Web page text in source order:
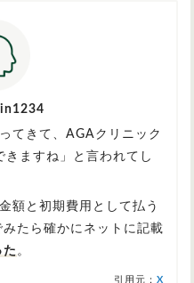
てきて、AGAクリニック
ますね」と言われてし
額と初期費用として払う
たら確かにネットに記載
た 。
引用元： X